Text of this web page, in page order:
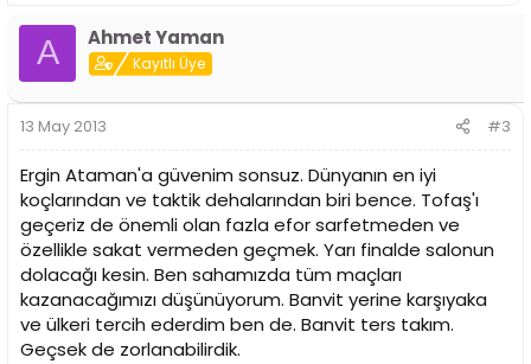
A Ahmet Yaman
Kayıtlı Üye
13 May 2013 #3
Ergin Ataman'a güvenim sonsuz. Dünyanın en iyi
koçlarından ve taktik dehalarından biri bence. Tofaş'ı
geçeriz de önemli olan fazla efor sarfetmeden ve
özellikle sakat vermeden geçmek. Yarı finalde salonun
dolacağı kesin. Ben sahamızda tüm maçları
kazanacağımızı düşünüyorum. Banvit yerine karşıyaka
ve ülkeri tercih ederdim ben de. Banvit ters takım.
Geçsek de zorlanabilirdik.